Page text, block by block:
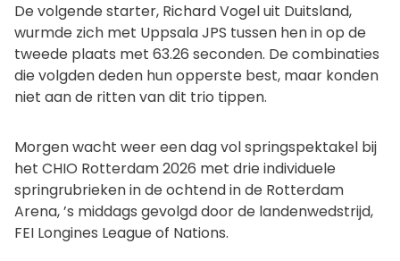
De volgende starter, Richard Vogel uit Duitsland,
wurmde zich met Uppsala JPS tussen hen in op de
tweede plaats met 63.26 seconden. De combinaties
die volgden deden hun opperste best, maar konden
niet aan de ritten van dit trio tippen.
Morgen wacht weer een dag vol springspektakel bij
het CHIO Rotterdam 2026 met drie individuele
springrubrieken in de ochtend in de Rotterdam
Arena, ’s middags gevolgd door de landenwedstrijd,
FEI Longines League of Nations.